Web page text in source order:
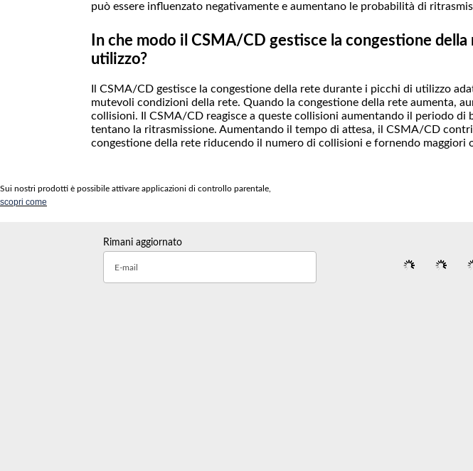
può essere influenzato negativamente e aumentano le probabilità di
In che modo il CSMA/CD gestisce la congestione
utilizzo?
Il CSMA/CD gestisce la congestione della rete durante i picchi di utilizzo
mutevoli condizioni della rete. Quando la congestione della rete aumenta,
collisioni. Il CSMA/CD reagisce a queste collisioni aumentando il periodo di
tentano la ritrasmissione. Aumentando il tempo di attesa, il CSMA/CD
congestione della rete riducendo il numero di collisioni e fornendo maggiori
Sui nostri prodotti è possibile attivare applicazioni di controllo parentale,
scopri come
Rimani aggiornato
E-mail